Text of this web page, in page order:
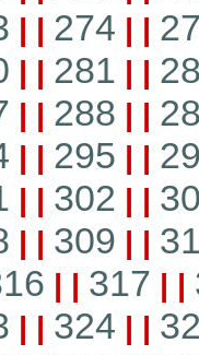
| | 274 | |
| | 281 | |
| | 288 | |
| | 295 | |
| | 302 | |
| | 309 | |
| | 317 | |
| | 324 | |